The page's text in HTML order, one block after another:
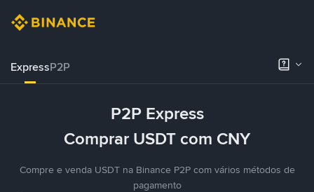
ExpressP2P
P2P Express
Comprar USDT com CNY
Compre e venda USDT na Binance P2P com vários métodos de
pagamento